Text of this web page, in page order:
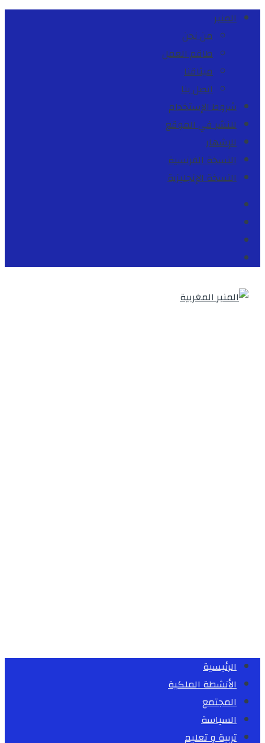
المنبر
من نحن
طاقم العمل
ميثاقنا
اتصل بنا
شروط الإستخدام
للنشر في الموقع
للإشهار
النسخة الفرنسية
النسخة الإنجليزية
الرئيسية
الأنشطة الملكية
المجتمع
السياسة
تربية و تعليم